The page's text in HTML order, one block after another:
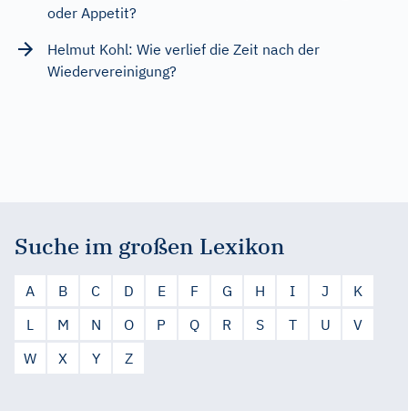
oder Appetit?
Helmut Kohl: Wie verlief die Zeit nach der
Wiedervereinigung?
Suche im großen Lexikon
A B C D E F G H I J
K
L
M N O P Q R S T U
V
W
X Y Z